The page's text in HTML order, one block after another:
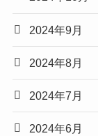
2024年9月
2024年8月
2024年7月
2024年6月